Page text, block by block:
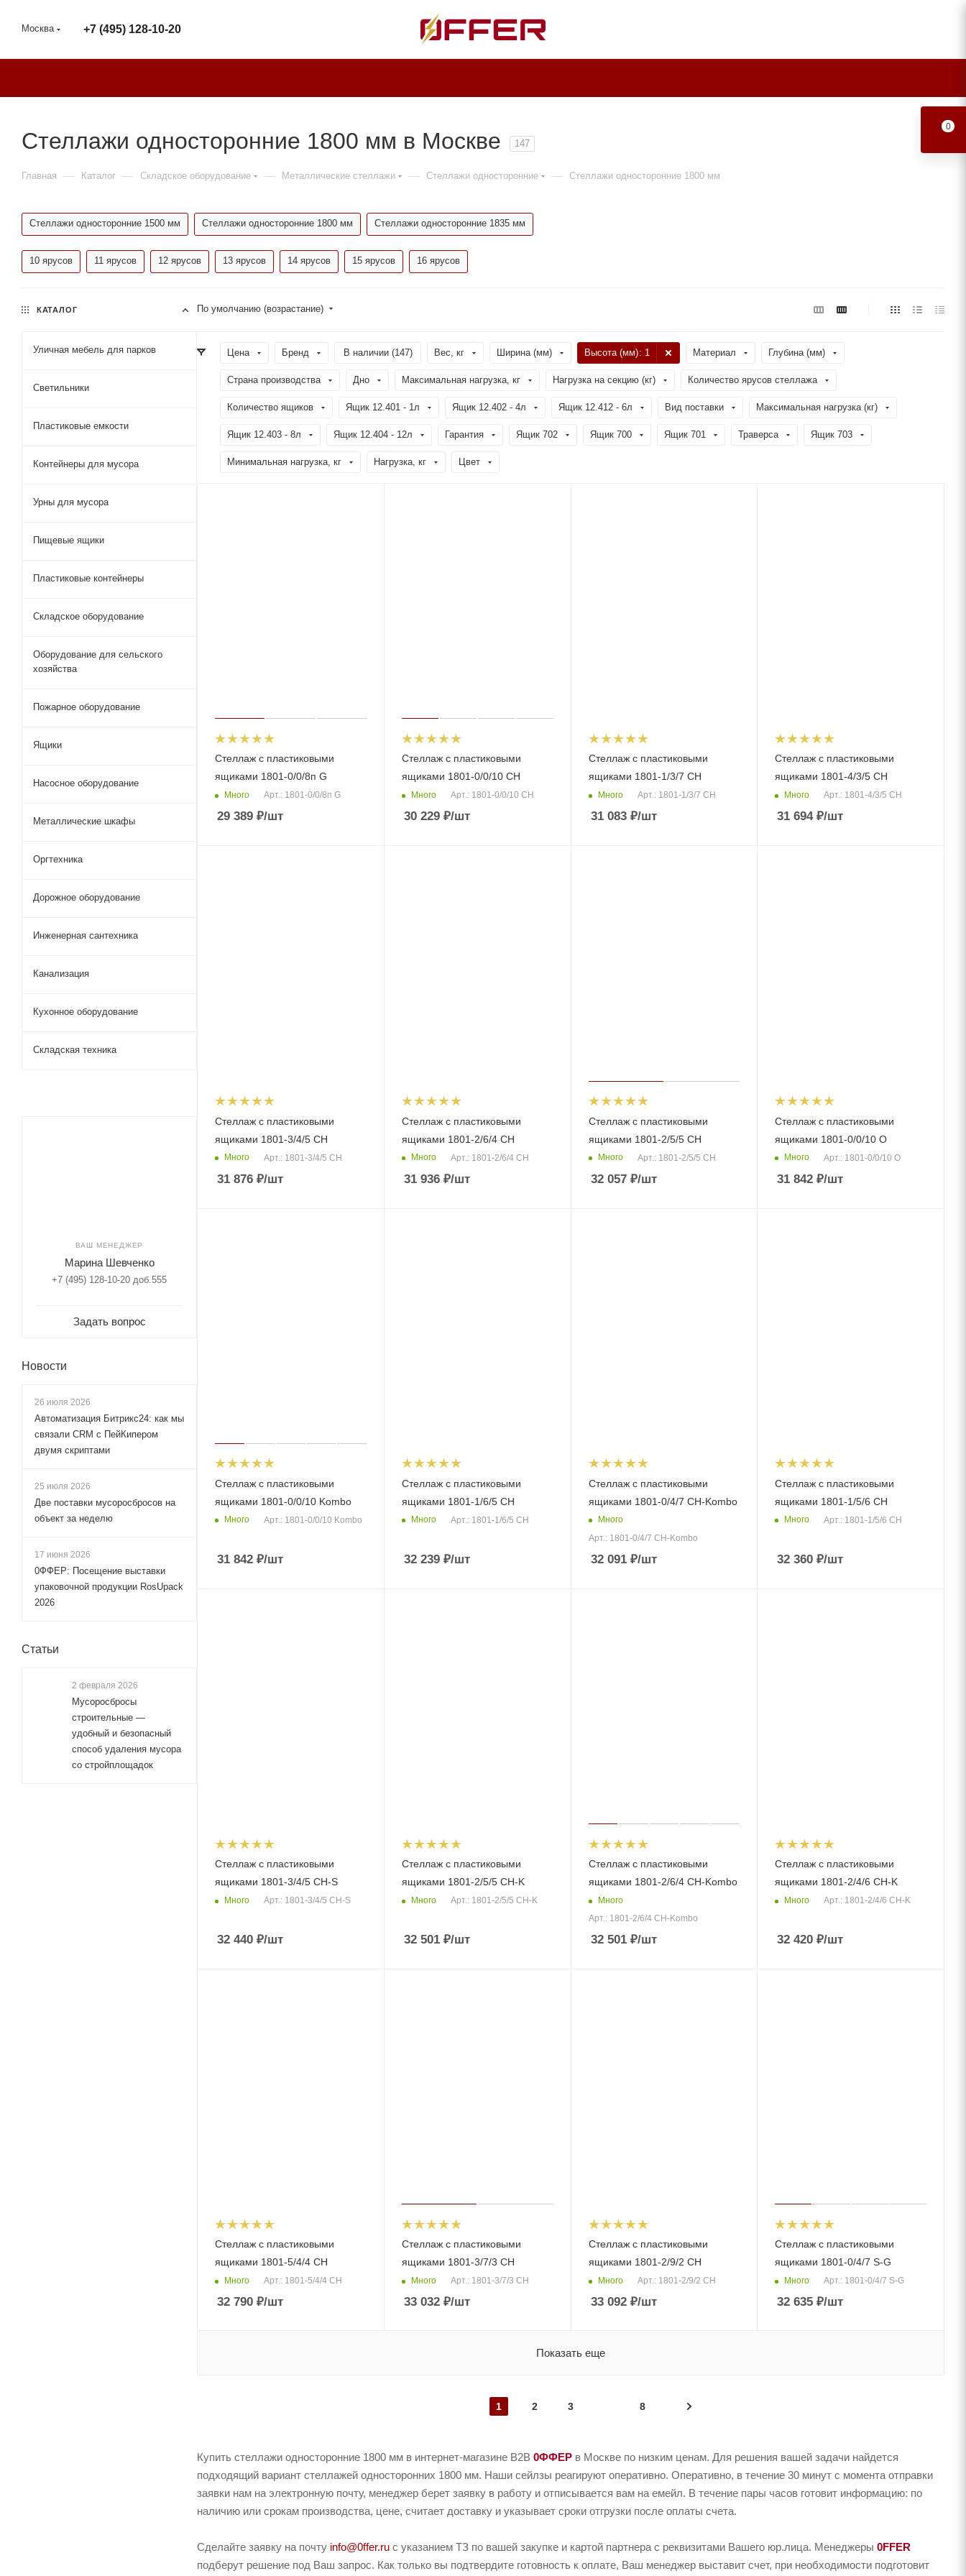
Москва +7 (495) 128-10-20
Стеллажи односторонние 1800 мм в Москве 147
Главная — Каталог — Складское оборудование — Металлические стеллажи — Стеллажи односторонние — Стеллажи односторонние 1800 мм
Стеллажи односторонние 1500 мм Стеллажи односторонние 1800 мм Стеллажи односторонние 1835 мм
10 ярусов 11 ярусов 12 ярусов 13 ярусов 14 ярусов 15 ярусов 16 ярусов
По умолчанию (возрастание)
Цена Бренд В наличии (147) Вес, кг Ширина (мм) Высота (мм): 1 Материал Глубина (мм)
Страна производства Дно Максимальная нагрузка, кг Нагрузка на секцию (кг) Количество ярусов стеллажа
Количество ящиков Ящик 12.401 - 1л Ящик 12.402 - 4л Ящик 12.412 - 6л Вид поставки Максимальная нагрузка (кг)
Ящик 12.403 - 8л Ящик 12.404 - 12л Гарантия Ящик 702 Ящик 700 Ящик 701 Траверса Ящик 703
Минимальная нагрузка, кг Нагрузка, кг Цвет
Стеллаж с пластиковыми
ящиками 1801-0/0/8п G
Много Арт.: 1801-0/0/8п G
29 389 ₽/шт
Стеллаж с пластиковыми
ящиками 1801-0/0/10 CH
Много Арт.: 1801-0/0/10 CH
30 229₽/шт
Стеллаж с пластиковыми
ящиками 1801-1/3/7 СH
Много Арт.: 1801-1/3/7 СH
31 083₽/шт
Стеллаж с пластиковыми
ящиками 1801-4/3/5 CH
Много Арт.: 1801-4/3/5 CH
31 694₽/шт
Стеллаж с пластиковыми
ящиками 1801-3/4/5 CH
Много Арт.: 1801-3/4/5 CH
31 876 ₽/шт
Стеллаж с пластиковыми
ящиками 1801-2/6/4 СH
Много Арт.: 1801-2/6/4 СH
31 936₽/шт
Стеллаж с пластиковыми
ящиками 1801-2/5/5 CH
Много Арт.: 1801-2/5/5 CH
32 057₽/шт
Стеллаж с пластиковыми
ящиками 1801-0/0/10 О
Много Арт.: 1801-0/0/10 О
31 842 ₽/шт
Стеллаж с пластиковыми
ящиками 1801-0/0/10 Kombo
Много Арт.: 1801-0/0/10 Kombo
31 842 ₽/шт
Стеллаж с пластиковыми
ящиками 1801-1/6/5 CH
Много Арт.: 1801-1/6/5 CH
32 239₽/шт
Стеллаж с пластиковыми
ящиками 1801-0/4/7 CH-Kombo
Много
Арт.: 1801-0/4/7 CH-Kombo
32 091₽/шт
Стеллаж с пластиковыми
ящиками 1801-1/5/6 CH
Много Арт.: 1801-1/5/6 CH
32 360 ₽/шт
Стеллаж с пластиковыми
ящиками 1801-3/4/5 CH-S
Много Арт.: 1801-3/4/5 CH-S
32 440 ₽/шт
Стеллаж с пластиковыми
ящиками 1801-2/5/5 CH-K
Много Арт.: 1801-2/5/5 CH-K
32 501₽/шт
Стеллаж с пластиковыми
ящиками 1801-2/6/4 CH-Kombo
Много
Арт.: 1801-2/6/4 CH-Kombo
32 501₽/шт
Стеллаж с пластиковыми
ящиками 1801-2/4/6 CH-K
Много Арт.: 1801-2/4/6 CH-K
32 420 ₽/шт
Стеллаж с пластиковыми
ящиками 1801-5/4/4 CH
Много Арт.: 1801-5/4/4 CH
32 790 ₽/шт
Стеллаж с пластиковыми
ящиками 1801-3/7/3 CH
Много Арт.: 1801-3/7/3 CH
33 032₽/шт
Стеллаж с пластиковыми
ящиками 1801-2/9/2 CH
Много Арт.: 1801-2/9/2 CH
33 092₽/шт
Стеллаж с пластиковыми
ящиками 1801-0/4/7 S-G
Много Арт.: 1801-0/4/7 S-G
32 635 ₽/шт
Показать еще
1 2 3 8
Купить стеллажи односторонние 1800 мм в интернет-магазине B2B 0ФФЕР в Москве по низким ценам. Для решения вашей задачи найдется
подходящий вариант стеллажей односторонних 1800 мм. Наши сейлзы реагируют оперативно. Оперативно, в течение 30 минут с момента отправки
заявки нам на электронную почту, менеджер берет заявку в работу и отписывается вам на емейл. В течение пары часов готовит информацию: по
наличию или срокам производства, цене, считает доставку и указывает сроки отгрузки после оплаты счета.
Сделайте заявку на почту info@0ffer.ru с указанием ТЗ по вашей закупке и картой партнера с реквизитами Вашего юр.лица. Менеджеры 0FFER
подберут решение под Ваш запрос. Как только вы подтвердите готовность к оплате, Ваш менеджер выставит счет, при необходимости подготовит
КАТАЛОГ
Уличная мебель для парков
Светильники
Пластиковые емкости
Контейнеры для мусора
Урны для мусора
Пищевые ящики
Пластиковые контейнеры
Складское оборудование
Оборудование для сельского
хозяйства
Пожарное оборудование
Ящики
Насосное оборудование
Металлические шкафы
Оргтехника
Дорожное оборудование
Инженерная сантехника
Канализация
Кухонное оборудование
Складская техника
ВАШ МЕНЕДЖЕР
Марина Шевченко
+7 (495) 128-10-20 доб.555
Задать вопрос
Новости
26 июля 2026
Автоматизация Битрикс24: как мы
связали CRM с ПейКипером
двумя скриптами
25 июля 2026
Две поставки мусоросбросов на
объект за неделю
17 июня 2026
0ФФЕР: Посещение выставки
упаковочной продукции RosUpack
2026
Статьи
2 февраля 2026
Мусоросбросы
строительные —
удобный и безопасный
способ удаления мусора
со стройплощадок
0